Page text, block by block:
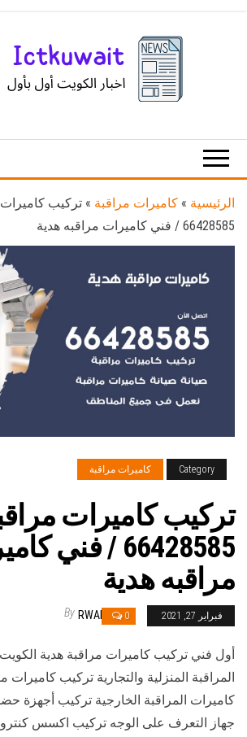
الكويت
الرئيسية » كاميرات مراقبة » تركيب
66428585 / فني كاميرات مراقبه هدية
Category كاميرات مراقبة
تركيب كاميرات
66428585 / فني
مراقبه هدية
فبراير 27, 2021 0
By RWAN
أول فني تركيب كاميرات مراقبة هدية
المراقبة المنزلية والتجارية تركيب كاميرات
كاميرات المراقبة الخارجية تركيب أجهزة
جهاز التعرف على الوجه تركيب اكسس